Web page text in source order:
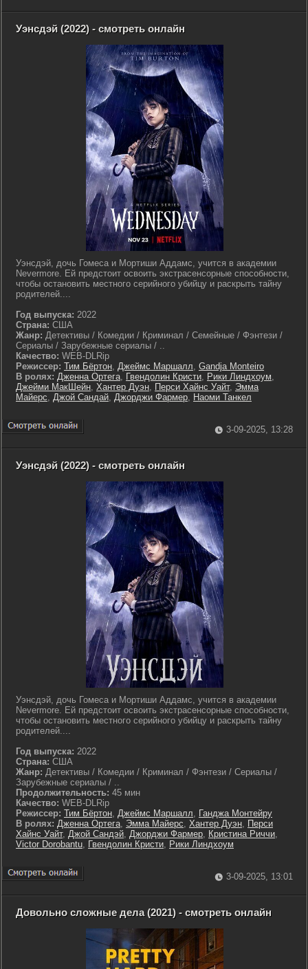
Уэнсдэй (2022) - смотреть онлайн
Уэнсдэй, дочь Гомеса и Мортиши Аддамс, учится в академии
Nevermore. Ей предстоит освоить экстрасенсорные способности,
чтобы остановить местного серийного убийцу и раскрыть тайну
родителей....
Год выпуска: 2022
Страна: США
Жанр: Детективы / Комедии / Криминал / Семейные / Фэнтези /
Сериалы / Зарубежные сериалы / ..
Качество: WEB-DLRip
Режиссер: Тим Бёртон, Джеймс Маршалл, Gandja Monteiro
В ролях: Дженна Ортега, Гвендолин Кристи, Рики Линдхоум,
Джейми МакШейн, Хантер Дуэн, Перси Хайнс Уайт, Эмма
Майерс, Джой Сандай, Джорджи Фармер, Наоми Танкел
3-09-2025, 13:28
Уэнсдэй (2022) - смотреть онлайн
Уэнсдэй, дочь Гомеса и Мортиши Аддамс, учится в академии
Nevermore. Ей предстоит освоить экстрасенсорные способности,
чтобы остановить местного серийного убийцу и раскрыть тайну
родителей....
Год выпуска: 2022
Страна: США
Жанр: Детективы / Комедии / Криминал / Фэнтези / Сериалы /
Зарубежные сериалы / ..
Продолжительность: 45 мин
Качество: WEB-DLRip
Режиссер: Тим Бёртон, Джеймс Маршалл, Ганджа Монтейру
В ролях: Дженна Ортега, Эмма Майерс, Хантер Дуэн, Перси
Хайнс Уайт, Джой Сандэй, Джорджи Фармер, Кристина Риччи,
Victor Dorobantu, Гвендолин Кристи, Рики Линдхоум
3-09-2025, 13:01
Довольно сложные дела (2021) - смотреть онлайн